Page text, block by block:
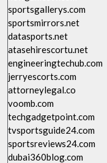
sportsgallerys.com
sportsmirrors.net
datasports.net
atasehirescortu.net
engineeringtechub.com
jerryescorts.com
attorneylegal.co
voomb.com
techgadgetpoint.com
tvsportsguide24.com
sportsreviews24.com
dubai360blog.com